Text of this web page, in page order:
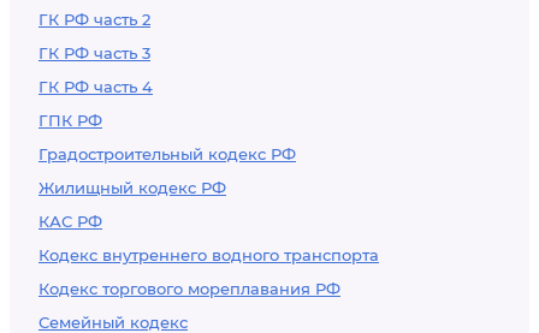
ГК РФ часть 2
ГК РФ часть 3
ГК РФ часть 4
ГПК РФ
Градостроительный кодекс РФ
Жилищный кодекс РФ
КАС РФ
Кодекс внутреннего водного транспорта
Кодекс торгового мореплавания РФ
Семейный кодекс